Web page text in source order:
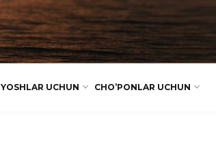
YOSHLAR UCHUN CHO’PONLAR UCHUN